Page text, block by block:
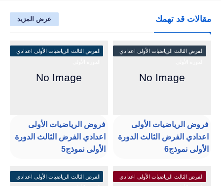
مقالات قد تهمك عرض المزيد
الفرض الثالث الرياضيات الأولى اعدادي
فروض الرياضيات الأولى
اعدادي الفرض الثالث الدورة
الأولى نموذج6
الفرض الثالث الرياضيات الأولى اعدادي
فروض الرياضيات الأولى
اعدادي الفرض الثالث الدورة
الأولى نموذج5
الفرض الثالث الرياضيات الأولى اعدادي
الفرض الثالث الرياضيات الأولى اعدادي